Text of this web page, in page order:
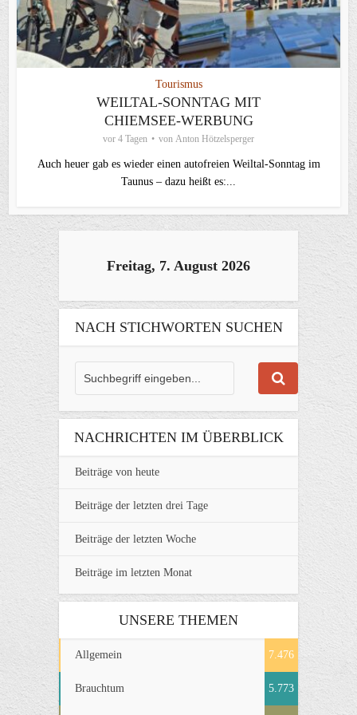
Tourismus
WEILTAL-SONNTAG MIT
CHIEMSEE-WERBUNG
vor 4 Tagen von Anton Hötzelsperger
Auch heuer gab es wieder einen autofreien Weiltal-Sonntag im
Taunus – dazu heißt es:...
Freitag, 7. August 2026
NACH STICHWORTEN SUCHEN
NACHRICHTEN IM ÜBERBLICK
Beiträge von heute
Beiträge der letzten drei Tage
Beiträge der letzten Woche
Beiträge im letzten Monat
UNSERE THEMEN
Allgemein 7.476
Brauchtum 5.773